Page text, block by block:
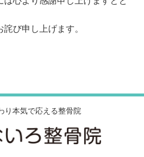
び申し上げます。
り本気で応える整骨院